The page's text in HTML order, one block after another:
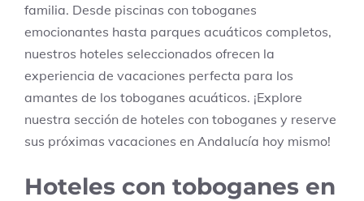
familia. Desde piscinas con toboganes
emocionantes hasta parques acuáticos completos,
nuestros hoteles seleccionados ofrecen la
experiencia de vacaciones perfecta para los
amantes de los toboganes acuáticos. ¡Explore
nuestra sección de hoteles con toboganes y reserve
sus próximas vacaciones en Andalucía hoy mismo!
Hoteles con toboganes en